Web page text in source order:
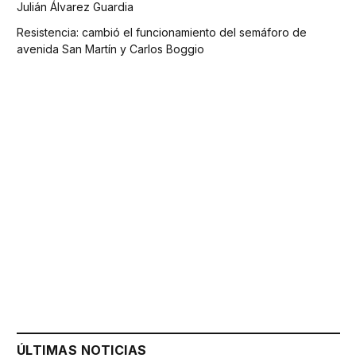
Julián Álvarez Guardia
Resistencia: cambió el funcionamiento del semáforo de
avenida San Martín y Carlos Boggio
ÚLTIMAS NOTICIAS